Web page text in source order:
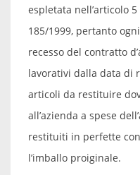
espletata nell’articolo
185/1999, pertanto
recesso del contratto
lavorativi dalla data di
articoli da restituire
all’azienda a spese
restituiti in perfette
l’imballo proiginale.